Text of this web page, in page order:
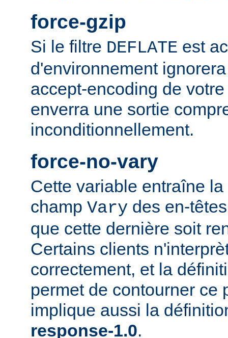
force-gzip
Si le filtre DEFLATE est
d'environnement
accept-encoding de
enverra une sortie
inconditionnellement.
force-no-vary
Cette variable entraîne
champ Vary des en-
que cette dernière soit
Certains clients
correctement, et la
permet de contourner ce
implique aussi la
response-1.0.